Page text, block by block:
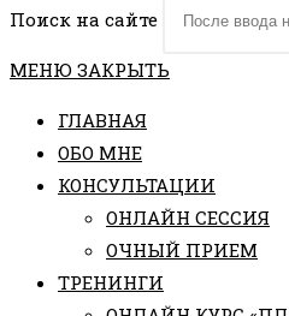
Поиск на сайте
МЕНЮ ЗАКРЫТЬ
ГЛАВНАЯ
ОБО МНЕ
КОНСУЛЬТАЦИИ
ОНЛАЙН СЕССИЯ
ОЧНЫЙ ПРИЕМ
ТРЕНИНГИ